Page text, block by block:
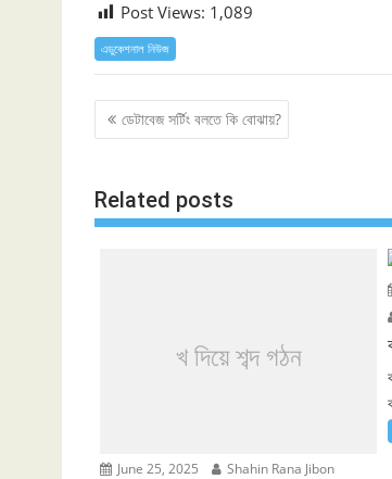
Post Views: 1,089
এডুকেশনাল নিউজ
Post
navigation
ডেটাবেজ সর্টিং বলতে কি বোঝায়?
Related posts
খ দিয়ে শব্দ গঠন
June 25, 2025 Shahin Rana Jibon